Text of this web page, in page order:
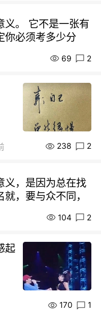
义。 它不是一张有
你必须考多少分
69 2
238 2
义，是因为总在找
，要与众不同，
104 2
起
170 1